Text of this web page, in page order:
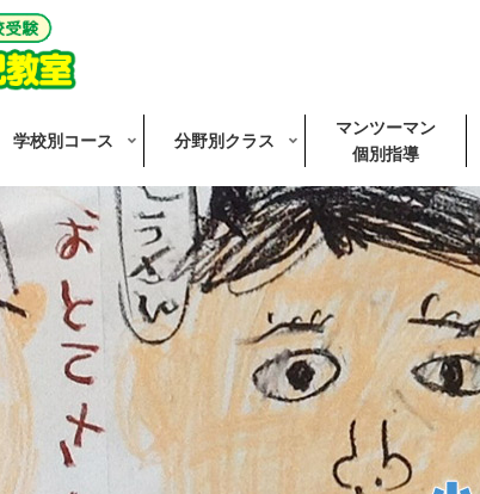
学校別コース 分野別クラス
マンツーマン
個別指導